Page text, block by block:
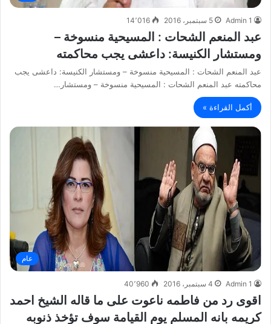
Admin 1 5 سبتمبر، 2016 14٬016
عبد المنعم الشحات : المسيحية منسوخة –
ومستشار الكنيسة: داعشى يجب محاكمته
عبد المنعم الشحات : المسيحية منسوخة – ومستشار الكنيسة: داعشى يجب
محاكمته عبد المنعم الشحات : المسيحية منسوخة – ومستشار…
أكمل القراءة »
عام
Admin 1 4 سبتمبر، 2016 40٬960
اقوى رد من فاطمه ناعوت على ما قاله الشيخ احمد
كريمه بانه المسلم يوم القيامة سوف تؤخذ ذنوبه